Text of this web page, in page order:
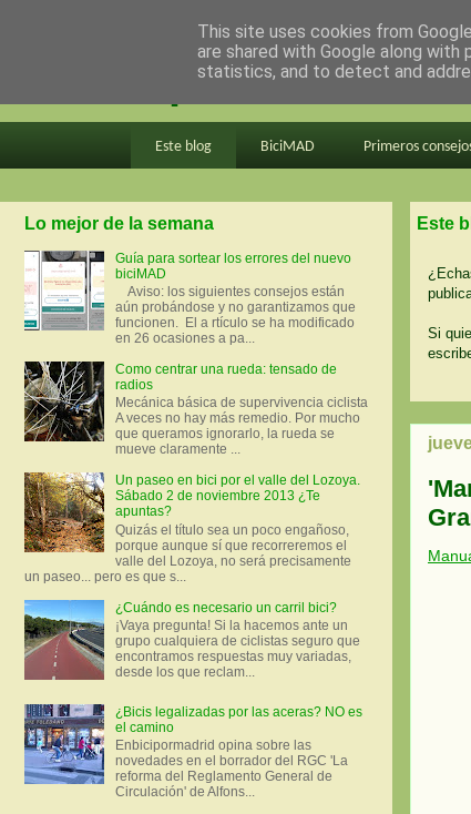
en bici por madrid
Este blog BiciMAD Primeros
Este
Si
Lo mejor de la semana
Guía para sortear los errores del nuevo
biciMAD
Aviso: los siguientes consejos están
aún probándose y no garantizamos que
funcionen. El a rtículo se ha modificado
en 26 ocasiones a pa...
Como centrar una rueda: tensado de
radios
Mecánica básica de supervivencia ciclista
A veces no hay más remedio. Por mucho
que queramos ignorarlo, la rueda se
mueve claramente ...
Un paseo en bici por el valle del Lozoya.
Sábado 2 de noviembre 2013 ¿Te
apuntas?
Quizás el título sea un poco engañoso,
porque aunque sí que recorreremos el
valle del Lozoya, no será precisamente
un paseo... pero es que s...
¿Cuándo es necesario un carril bici?
¡Vaya pregunta! Si la hacemos ante un
grupo cualquiera de ciclistas seguro que
encontramos respuestas muy variadas,
desde los que reclam...
¿Bicis legalizadas por las aceras? NO es
el camino
Enbicipormadrid opina sobre las
novedades en el borrador del RGC 'La
reforma del Reglamento General de
Circulación' de Alfons...
This site uses cookies from
are shared with Google along
statistics, and to detect and